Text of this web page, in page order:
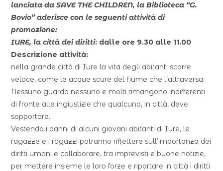
lanciata da SAVE THE CHILDREN, la Biblioteca “G.
Bovio” aderisce con le seguenti attività di
promozione:
IURE, la città dei diritti: dalle ore 9.30 alle 11.00
Descrizione attività:
nella grande città di Iure la vita degli abitanti scorre
veloce, come le acque scure del fiume che l’attraversa.
Nessuno guarda nessuno e molti rimangono indifferenti
di fronte alle ingiustizie che qualcuno, in città, deve
sopportare.
Vestendo i panni di alcuni giovani abitanti di Iure, le
ragazze e i ragazzi potranno riflettere sull’importanza dei
diritti umani e collaborare, tra imprevisti e buone notizie,
per mettere insieme le loro forze e riportare in città i diritti